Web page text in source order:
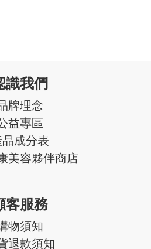
識我們
牌理念
益專區
成分表
美容夥伴商店
客服務
物須知
退款須知